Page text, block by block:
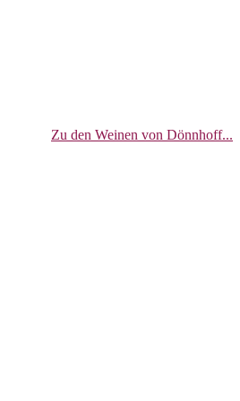
Zu den Weinen von Dönnhoff...